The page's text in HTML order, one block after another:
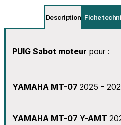
Description Fiche
PUIG Sabot moteur pour :
YAMAHA MT-07 2025 -
YAMAHA MT-07 Y-AMT